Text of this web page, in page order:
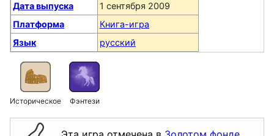
Дата выпуска
1 сентября 2009
Платформа
Книга-игра
Язык
русский
Историческое Фэнтези